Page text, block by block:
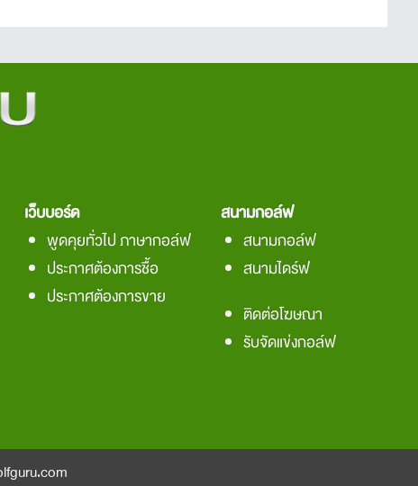
เว็บบอร์ด
พูดคุยทั่วไป ภาษากอล์ฟ
ประกาศต้องการชื้อ
ประกาศต้องการขาย
สนามกอล์ฟ
สนามกอล์ฟ
สนามไดร์ฟ
ติดต่อโฆษณา
รับจัดแข่งกอล์ฟ